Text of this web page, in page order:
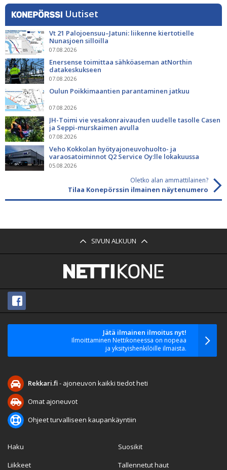
Uutiset
Vt 21 Palojoensuu–Jatuni: liikenne kiertotielle
Nunasjoen silloilla
07.08.2026
Enersense toimittaa sähköaseman atNorthin
datakeskukseen
07.08.2026
Oulun Poikkimaantien parantaminen jatkuu
07.08.2026
JH-Toimi vie vesakonraivauden uudelle tasolle Casen
ja Seppi-murskaimen avulla
07.08.2026
Veho Kokkolan hyötyajoneuvohuolto- ja
varaosatoiminnot Q2 Service Oy:lle lokakuussa
05.08.2026
Oletko alan ammattilainen?
Tilaa Konepörssin ilmainen näytenumero
SIVUN ALKUUN
Jätä ilmainen ilmoitus nyt!
Ilmoittaminen Nettikoneessa on nopeaa
ja yksityishenkilöille ilmaista.
Rekkari.fi- ajoneuvon kaikki tiedot heti
Omat ajoneuvot
Ohjeet turvalliseen kaupankäyntiin
Haku
Liikkeet
Suosikit
Tallennetut haut